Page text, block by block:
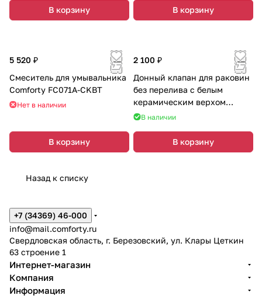
В корзину В корзину
5 520 ₽
Смеситель для умывальника
Comforty FC071A-CKBT
Нет в наличии
В корзину
2 100 ₽
Донный клапан для раковин
без перелива с белым
керамическим верхом
Comforty DK-01
В наличии
В корзину
Назад к списку
+7 (34369) 46-000
info@mail.comforty.ru
Свердловская область, г. Березовский, ул. Клары Цеткин
63 строение 1
Интернет-магазин
Компания
Информация